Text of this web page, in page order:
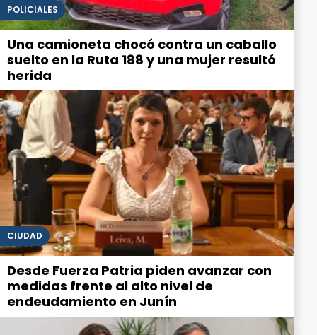
POLICIALES
Una camioneta chocó contra un caballo
suelto en la Ruta 188 y una mujer resultó
herida
CIUDAD
Desde Fuerza Patria piden avanzar con
medidas frente al alto nivel de
endeudamiento en Junín